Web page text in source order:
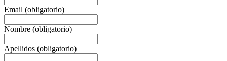
Email (obligatorio)
Nombre (obligatorio)
Apellidos (obligatorio)